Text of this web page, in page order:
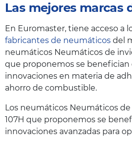
Las mejores marcas
En Euromaster, tiene acceso a
fabricantes de neumáticos del
neumáticos Neumáticos de
que proponemos se benefician
innovaciones en materia de
ahorro de combustible.
Los neumáticos Neumáticos de
107H que proponemos se
innovaciones avanzadas para